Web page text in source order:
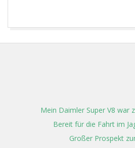
Mein Daimler Super V8 war
Bereit für die Fahrt im
Großer Prospekt